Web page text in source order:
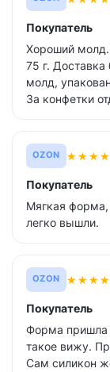
Покупатель
Хороший молд.
75 г.
молд,
За конфетки
OZON ★★★★
Покупатель
Мягкая
легко вышли.
OZON ★★★★
Покупатель
Форма пришла
такое вижу.
Сам силикон